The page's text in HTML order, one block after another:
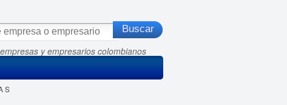
y empresarios colombianos
S